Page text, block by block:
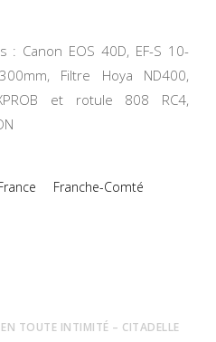
Canon EOS 40D, EF-S 10-
Filtre Hoya ND400,
et rotule 808 RC4,
Franche-Comté
EN TOUTE INTIMITÉ – CITADELLE